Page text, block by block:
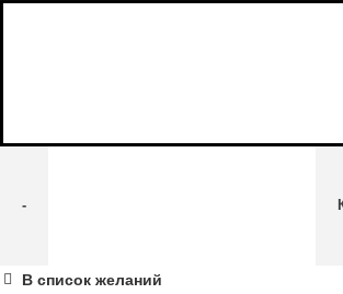
Количество
В список желаний